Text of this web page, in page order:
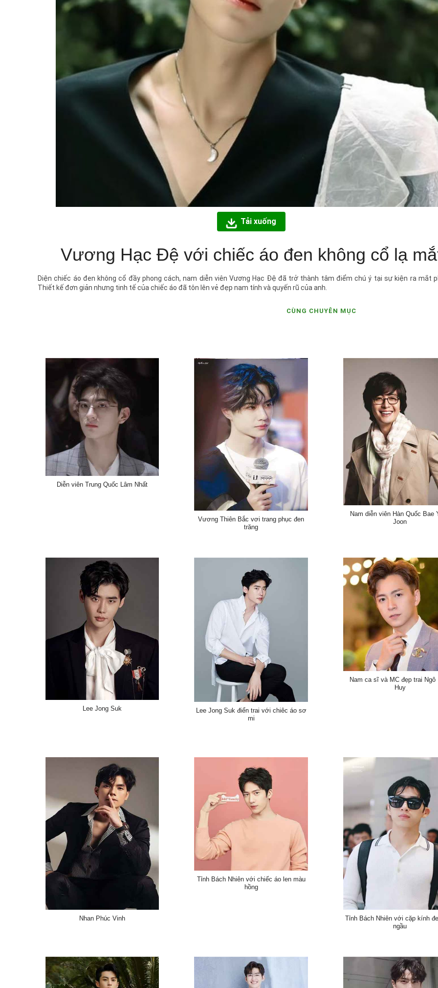
Tải xuống
Vương Hạc Đệ với chiếc áo đen không cổ lạ
Diện chiếc áo đen không cổ đầy phong cách, nam diễn viên Vương Hạc Đệ đã trở thành tâm điểm chú ý tại sự kiện ra mắt
Thiết kế đơn giản nhưng tinh tế của chiếc áo đã tôn lên vẻ đẹp nam tính và quyến rũ của anh.
CÙNG CHUYÊN MỤC
Diễn viên Trung Quốc Lâm Nhất
Vương Thiên Bắc vơi trang phục đen
trăng
Nam diễn viên Hàn Quốc Bae
Joon
Lee Jong Suk
Lee Jong Suk điển trai với chiêc áo sơ
mi
Nam ca sĩ và MC đẹp trai Ngô
Huy
Nhan Phúc Vinh
Tỉnh Bách Nhiên với chiếc áo len màu
hồng
Tỉnh Bách Nhiên với cặp kính
ngầu